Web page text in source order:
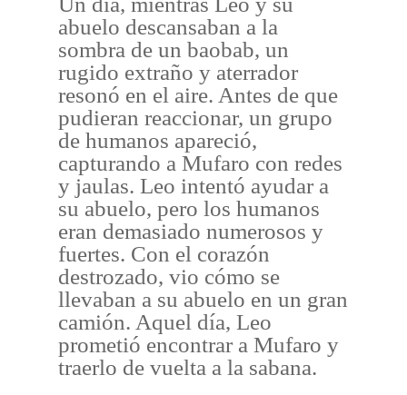
abuelo descansaban a la
sombra de un baobab, un
rugido extraño y aterrador
resonó en el aire. Antes de que
pudieran reaccionar, un grupo
de humanos apareció,
capturando a Mufaro con redes
y jaulas. Leo intentó ayudar a
su abuelo, pero los humanos
eran demasiado numerosos y
fuertes. Con el corazón
destrozado, vio cómo se
llevaban a su abuelo en un gran
camión. Aquel día, Leo
prometió encontrar a Mufaro y
traerlo de vuelta a la sabana.